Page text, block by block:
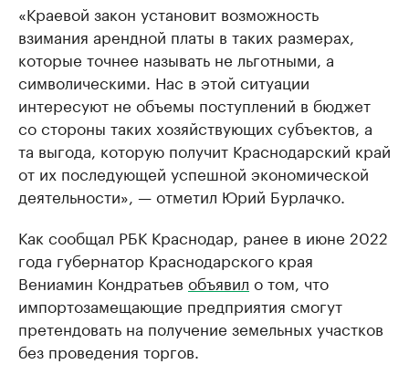
«Краевой закон установит возможность
взимания арендной платы в таких размерах,
которые точнее называть не льготными, а
символическими. Нас в этой ситуации
интересуют не объемы поступлений в бюджет
со стороны таких хозяйствующих субъектов, а
та выгода, которую получит Краснодарский край
от их последующей успешной экономической
деятельности», — отметил Юрий Бурлачко.
Как сообщал РБК Краснодар, ранее в июне 2022
года губернатор Краснодарского края
Вениамин Кондратьев объявил о том, что
импортозамещающие предприятия смогут
претендовать на получение земельных участков
без проведения торгов.